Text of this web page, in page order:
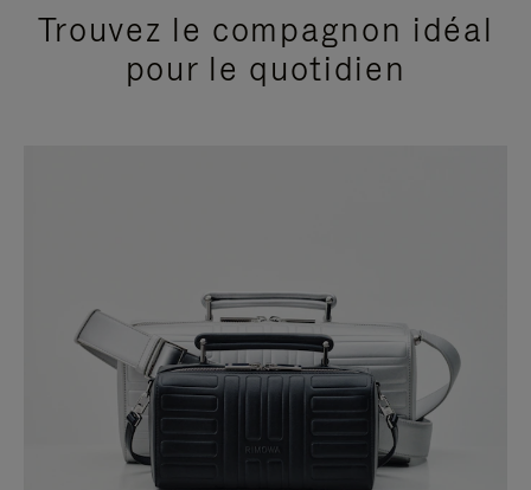
Trouvez le compagnon idéal
pour le quotidien